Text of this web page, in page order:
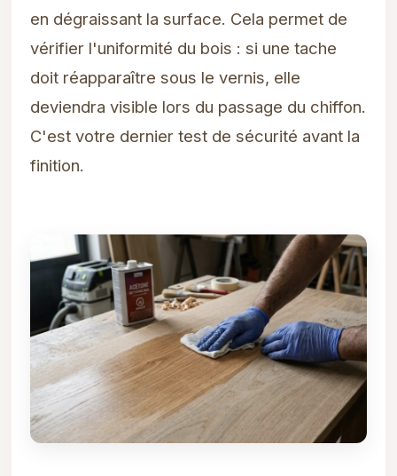
en dégraissant la surface. Cela permet de
vérifier l'uniformité du bois : si une tache
doit réapparaître sous le vernis, elle
deviendra visible lors du passage du chiffon.
C'est votre dernier test de sécurité avant la
finition.